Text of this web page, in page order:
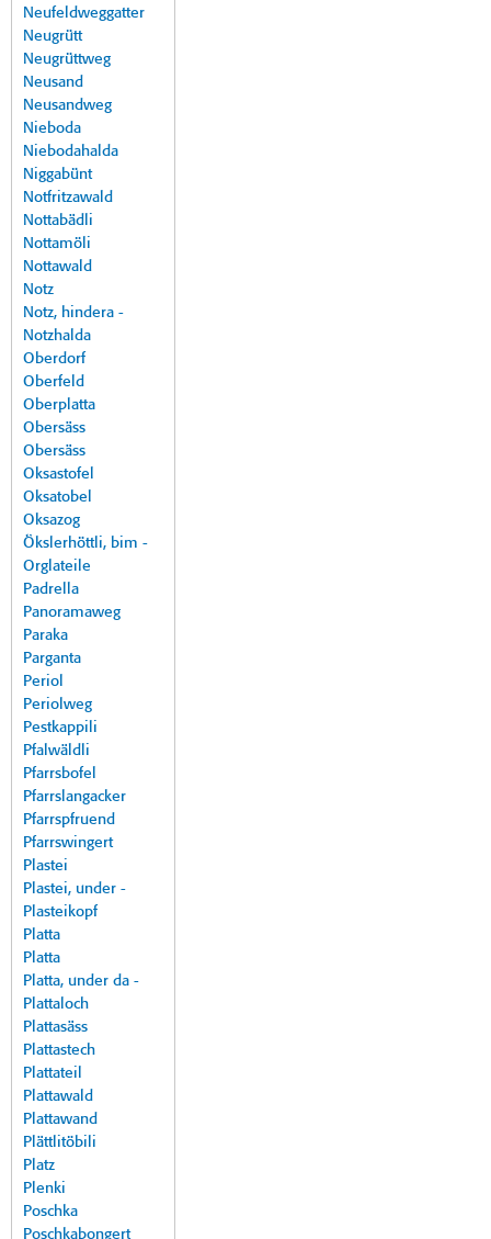
Neufeldweggatter
Neugrütt
Neugrüttweg
Neusand
Neusandweg
Nieboda
Niebodahalda
Niggabünt
Notfritzawald
Nottabädli
Nottamöli
Nottawald
Notz
Notz, hindera -
Notzhalda
Oberdorf
Oberfeld
Oberplatta
Obersäss
Obersäss
Oksastofel
Oksatobel
Oksazog
Ökslerhöttli, bim -
Orglateile
Padrella
Panoramaweg
Paraka
Parganta
Periol
Periolweg
Pestkappili
Pfalwäldli
Pfarrsbofel
Pfarrslangacker
Pfarrspfruend
Pfarrswingert
Plastei
Plastei, under -
Plasteikopf
Platta
Platta
Platta, under da -
Plattaloch
Plattasäss
Plattastech
Plattateil
Plattawald
Plattawand
Plättlitöbili
Platz
Plenki
Poschka
Poschkabongert